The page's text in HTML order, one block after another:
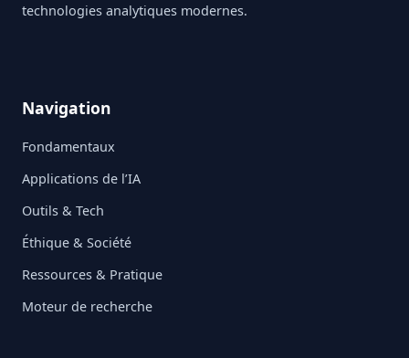
technologies analytiques modernes.
Navigation
Fondamentaux
Applications de l’IA
Outils & Tech
Éthique & Société
Ressources & Pratique
Moteur de recherche